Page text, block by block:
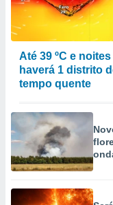
Até 39 ºC e
haverá 1 distrito
tempo quente